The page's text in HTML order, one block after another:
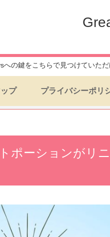
への鍵をこちらで見つけてい
プ プライバシーポリ
ポーションがリ